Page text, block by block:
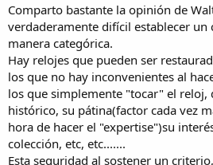
Comparto bastante la opinión de
verdaderamente difícil establecer un
manera categórica.
Hay relojes que pueden ser
los que no hay inconvenientes al
los que simplemente "tocar" el reloj,
histórico, su pátina(factor cada vez
hora de hacer el "expertise")su
colección, etc, etc.......
Esta seguridad al sostener un